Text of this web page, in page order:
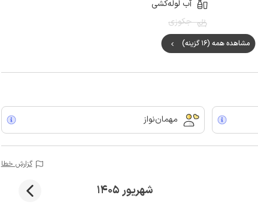
آب لوله‌کشی
جکوزی
مشاهده همه (16 گزینه)
مهمان‌نواز
گزارش خطا
شهریور 1405